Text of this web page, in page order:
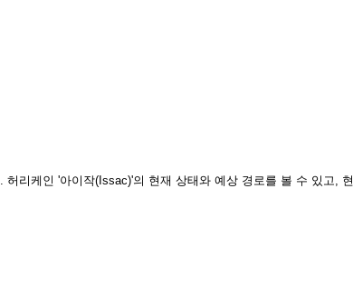
허리케인 '아이작(Issac)'의 현재 상태와 예상 경로를 볼 수 있고, 현